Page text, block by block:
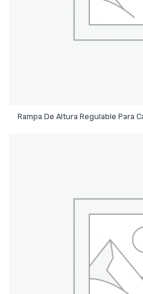
Rampa De Altura Regulable Para